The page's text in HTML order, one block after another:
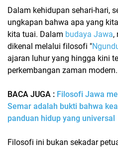
Dalam kehidupan sehari-hari,
ungkapan bahwa apa yang
kita tuai. Dalam budaya Jawa,
dikenal melalui filosofi "
ajaran luhur yang hingga kini
perkembangan zaman modern.
BACA JUGA : Filosofi Jawa
Semar adalah bukti bahwa
panduan hidup yang universal
Filosofi ini bukan sekadar